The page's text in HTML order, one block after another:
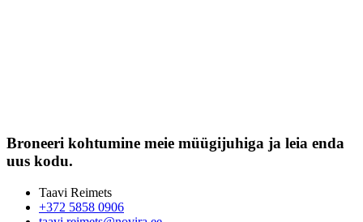
Broneeri kohtumine meie müügijuhiga ja leia enda
uus kodu.
Taavi Reimets
+372 5858 0906